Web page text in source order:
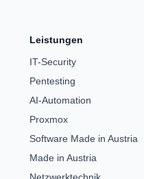
Leistungen
IT-Security
Pentesting
AI-Automation
Proxmox
Software Made in Austria
Made in Austria